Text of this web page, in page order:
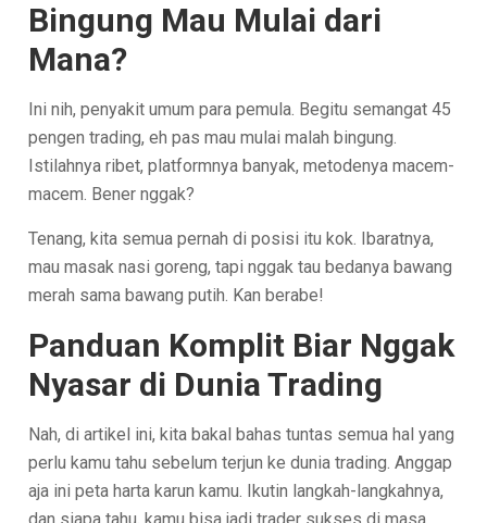
Bingung Mau Mulai dari
Mana?
Ini nih, penyakit umum para pemula. Begitu semangat 45
pengen trading, eh pas mau mulai malah bingung.
Istilahnya ribet, platformnya banyak, metodenya macem-
macem. Bener nggak?
Tenang, kita semua pernah di posisi itu kok. Ibaratnya,
mau masak nasi goreng, tapi nggak tau bedanya bawang
merah sama bawang putih. Kan berabe!
Panduan Komplit Biar Nggak
Nyasar di Dunia Trading
Nah, di artikel ini, kita bakal bahas tuntas semua hal yang
perlu kamu tahu sebelum terjun ke dunia trading. Anggap
aja ini peta harta karun kamu. Ikutin langkah-langkahnya,